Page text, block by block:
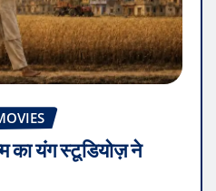
का यंग स्टूडियोज़ ने